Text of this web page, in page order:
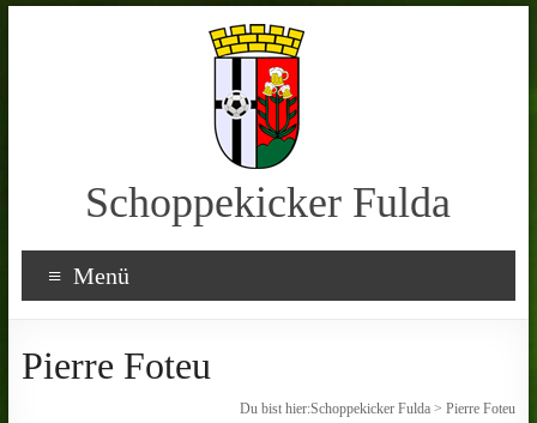
Schoppekicker Fulda
Menü
Pierre Foteu
Du bist hier:Schoppekicker Fulda >Pierre Foteu